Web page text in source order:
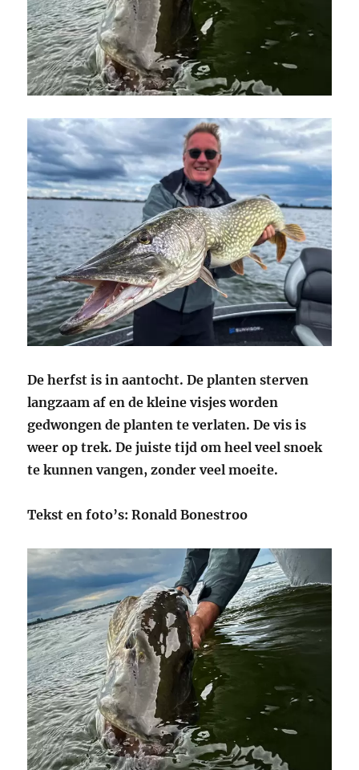
De herfst is in aantocht. De planten sterven
langzaam af en de kleine visjes worden
gedwongen de planten te verlaten. De vis is
weer op trek.De juiste tijd om heel veel snoek
te kunnen vangen, zonder veel moeite.
Tekst en foto’s: Ronald Bonestroo